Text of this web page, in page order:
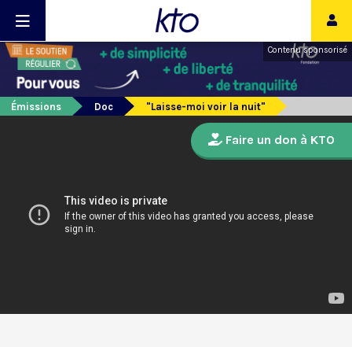
Contenu sponsorisé
Émissions Doc "Laisse-moi voir la nuit"
Faire un don à KTO